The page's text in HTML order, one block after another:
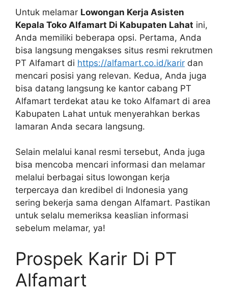
Untuk melamar Lowongan Kerja Asisten
Kepala Toko Alfamart Di Kabupaten Lahat ini,
Anda memiliki beberapa opsi. Pertama, Anda
bisa langsung mengakses situs resmi rekrutmen
PT Alfamart di https://alfamart.co.id/karir dan
mencari posisi yang relevan. Kedua, Anda juga
bisa datang langsung ke kantor cabang PT
Alfamart terdekat atau ke toko Alfamart di area
Kabupaten Lahat untuk menyerahkan berkas
lamaran Anda secara langsung.
Selain melalui kanal resmi tersebut, Anda juga
bisa mencoba mencari informasi dan melamar
melalui berbagai situs lowongan kerja
terpercaya dan kredibel di Indonesia yang
sering bekerja sama dengan Alfamart. Pastikan
untuk selalu memeriksa keaslian informasi
sebelum melamar, ya!
Prospek Karir Di PT
Alfamart